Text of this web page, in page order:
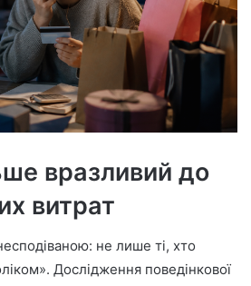
вразливий до
витрат
не лише ті, хто
Дослідження поведінкової